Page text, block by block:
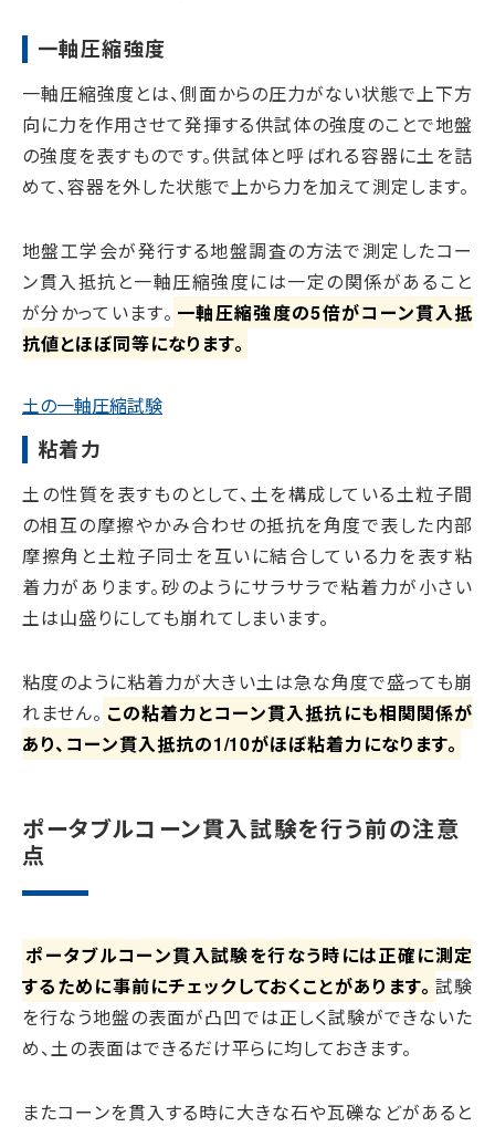
一軸圧縮強度
一軸圧縮強度とは、側面からの圧力がない状態で上下方
向に力を作用させて発揮する供試体の強度のことで地盤
の強度を表すものです。供試体と呼ばれる容器に土を詰
めて、容器を外した状態で上から力を加えて測定します。
地盤工学会が発行する地盤調査の方法で測定したコー
ン貫入抵抗と一軸圧縮強度には一定の関係があること
が分かっています。 一軸圧縮強度の5倍がコーン貫入抵
抗値とほぼ同等になります。
土の一軸圧縮試験
粘着力
土の性質を表すものとして、土を構成している土粒子間
の相互の摩擦やかみ合わせの抵抗を角度で表した内部
摩擦角と土粒子同士を互いに結合している力を表す粘
着力があります。砂のようにサラサラで粘着力が小さい
土は山盛りにしても崩れてしまいます。
粘度のように粘着力が大きい土は急な角度で盛っても崩
れません。 この粘着力とコーン貫入抵抗にも相関関係が
あり、コーン貫入抵抗の1/10がほぼ粘着力になります。
ポータブルコーン貫入試験を行う前の注意
点
ポータブルコーン貫入試験を行なう時には正確に測定
するために事前にチェックしておくことがあります。 試験
を行なう地盤の表面が凸凹では正しく試験ができないた
め、土の表面はできるだけ平らに均しておきます。
またコーンを貫入する時に大きな石や瓦礫などがあると